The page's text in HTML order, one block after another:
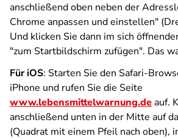
anschließend oben neben der
Chrome anpassen und einstellen"
Und klicken Sie dann im sich
"zum Startbildschirm zufügen". Das
Für iOS: Starten Sie den Safari-
iPhone und rufen Sie die Seite
www.lebensmittelwarnung.deauf.
anschließend unten in der Mitte auf
(Quadrat mit einem Pfeil nach oben),